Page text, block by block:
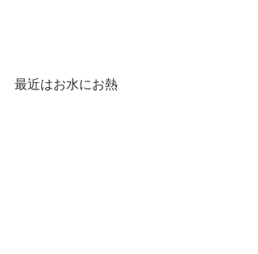
最近はお水にお熱